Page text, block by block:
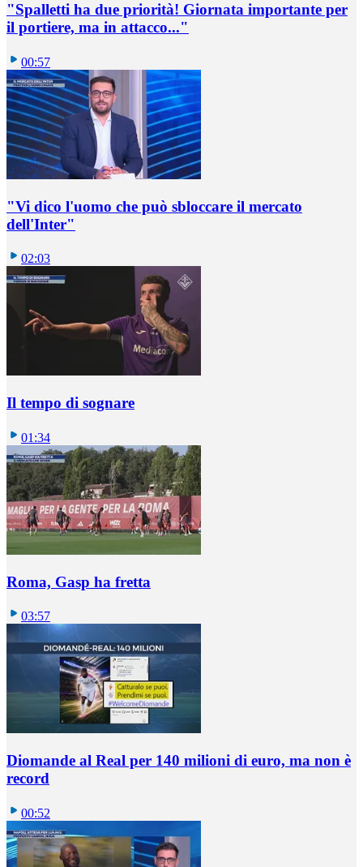
"Spalletti ha due priorità! Giornata importante per
il portiere, ma in attacco..."
00:57
"Vi dico l'uomo che può sbloccare il mercato
dell'Inter"
02:03
Il tempo di sognare
01:34
Roma, Gasp ha fretta
03:57
Diomande al Real per 140 milioni di euro, ma non è
record
00:52